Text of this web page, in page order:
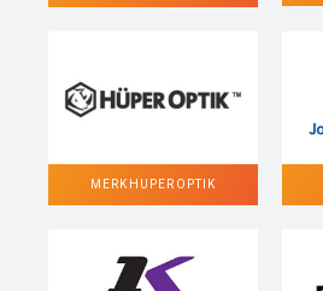
MERK HUPER OPTIK